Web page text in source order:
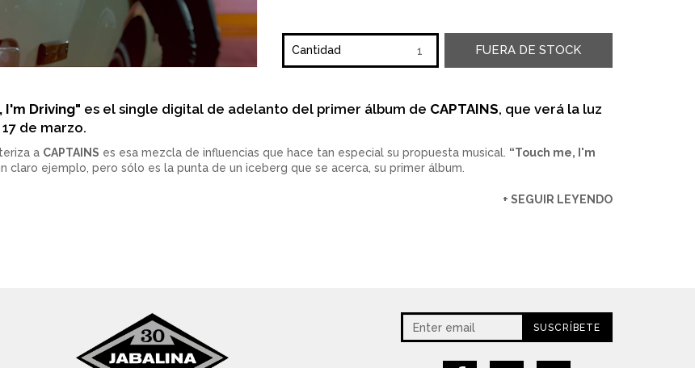
Cantidad FUERA DE STOCK
I'm Driving" es el single digital de adelanto del primer álbum de CAPTAINS, que verá la luz
de marzo.
a CAPTAINS es esa mezcla de influencias que hace tan especial su propuesta musical. “Touch me, I'm
claro ejemplo, pero sólo es la punta de un iceberg que se acerca, su primer álbum.
+ SEGUIR LEYENDO
SUSCRÍBETE